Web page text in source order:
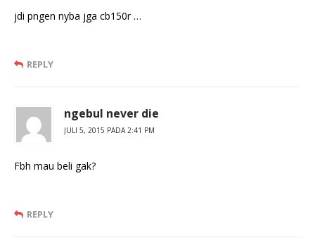
jdi pngen nyba jga cb150r …
REPLY
ngebul never die
JULI 5, 2015 PADA 2:41 PM
Fbh mau beli gak?
REPLY